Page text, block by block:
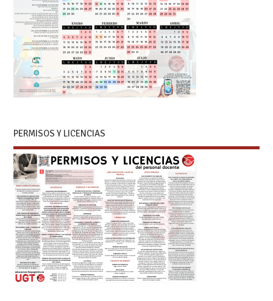
PERMISOS Y LICENCIAS